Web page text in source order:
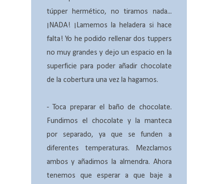
túpper hermético, no tiramos nada...
¡NADA! ¡Lamemos la heladera si hace
falta! Yo he podido rellenar dos tuppers
no muy grandes y dejo un espacio en la
superficie para poder añadir chocolate
de la cobertura una vez la hagamos.
- Toca preparar el baño de chocolate.
Fundimos el chocolate y la manteca
por separado, ya que se funden a
diferentes temperaturas. Mezclamos
ambos y añadimos la almendra. Ahora
tenemos que esperar a que baje a